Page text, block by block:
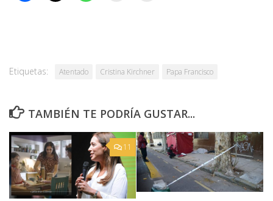
Etiquetas: Atentado Cristina Kirchner Papa Francisco
TAMBIÉN TE PODRÍA GUSTAR...
11